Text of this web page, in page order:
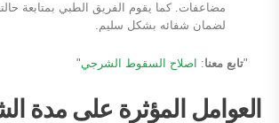
مضاعفات. كما يقوم الفريق الطبي بمتابعة
لضمان شفائه بشكل سليم.
"تابع معنا: اصلاح السقوط الشرجي"
العوامل المؤثرة على مدة